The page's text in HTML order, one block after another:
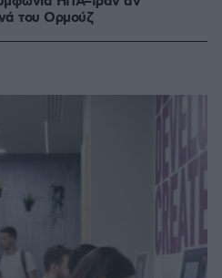
του Ορμούζ